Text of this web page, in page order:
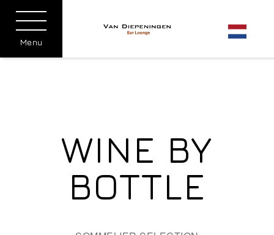
Menu
WINE BY
BOTTLE